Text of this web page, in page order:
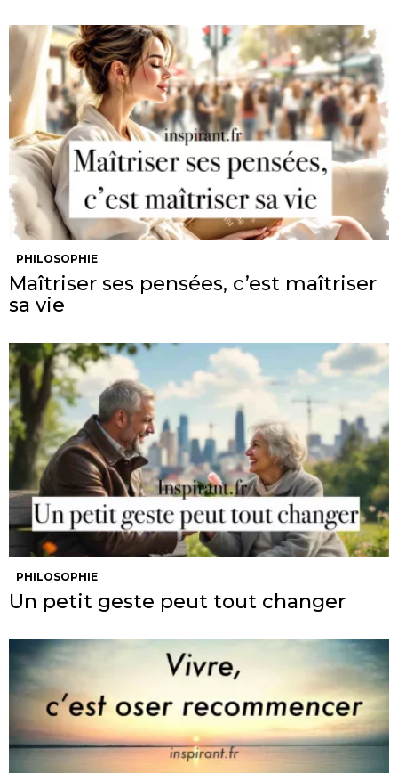
PHILOSOPHIE
Maîtriser ses pensées, c’est maîtriser
sa vie
PHILOSOPHIE
Un petit geste peut tout changer